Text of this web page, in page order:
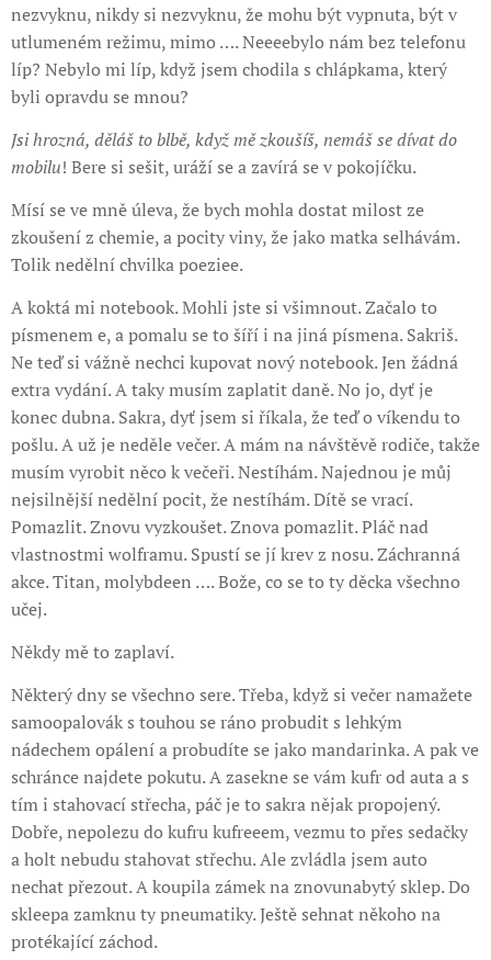
nezvyknu, nikdy si nezvyknu, že mohu být vypnuta, být v
utlumeném režimu, mimo …. Neeeebylo nám bez telefonu
líp? Nebylo mi líp, když jsem chodila s chlápkama, který
byli opravdu se mnou?
Jsi hrozná, děláš to blbě, když mě zkoušíš, nemáš se dívat do
mobilu! Bere si sešit, uráží se a zavírá se v pokojíčku.
Mísí se ve mně úleva, že bych mohla dostat milost ze
zkoušení z chemie, a pocity viny, že jako matka selhávám.
Tolik nedělní chvilka poeziee.
A koktá mi notebook. Mohli jste si všimnout. Začalo to
písmenem e, a pomalu se to šíří i na jiná písmena. Sakriš.
Ne teď si vážně nechci kupovat nový notebook. Jen žádná
extra vydání. A taky musím zaplatit daně. No jo, dyť je
konec dubna. Sakra, dyť jsem si říkala, že teď o víkendu to
pošlu. A už je neděle večer. A mám na návštěvě rodiče, takže
musím vyrobit něco k večeři. Nestíhám. Najednou je můj
nejsilnější nedělní pocit, že nestíhám. Dítě se vrací.
Pomazlit. Znovu vyzkoušet. Znova pomazlit. Pláč nad
vlastnostmi wolframu. Spustí se jí krev z nosu. Záchranná
akce. Titan, molybdeen …. Bože, co se to ty děcka všechno
učej.
Někdy mě to zaplaví.
Některý dny se všechno sere. Třeba, když si večer namažete
samoopalovák s touhou se ráno probudit s lehkým
nádechem opálení a probudíte se jako mandarinka. A pak ve
schránce najdete pokutu. A zasekne se vám kufr od auta a s
tím i stahovací střecha, páč je to sakra nějak propojený.
Dobře, nepolezu do kufru kufreeem, vezmu to přes sedačky
a holt nebudu stahovat střechu. Ale zvládla jsem auto
nechat přezout. A koupila zámek na znovunabytý sklep. Do
skleepa zamknu ty pneumatiky. Ještě sehnat někoho na
protékající záchod.